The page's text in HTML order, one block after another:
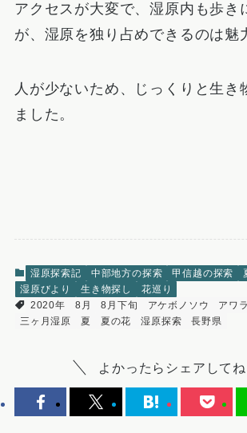
アクセスが大変で、湿原内も歩き
が、湿原を独り占めできるのは魅
人が少ないため、じっくりと生き
ました。
湿原探索記 中部地方の探索 甲信越の探索
湿原びより
生き物探し
花巡り
2020年
8月 8月下旬 アケボノソウ アワ
三ヶ月湿原
夏 夏の花 湿原探索 長野県
よかったらシェアしてね